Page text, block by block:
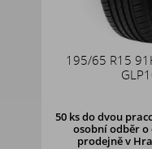
195/65 R15
50 ks do dvou
osobní odběr o
prodejně v